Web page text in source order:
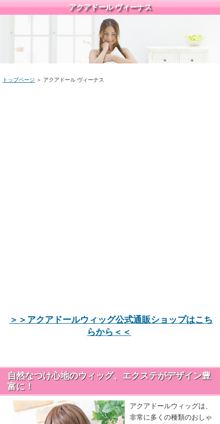
アクアドール ヴィーナス
トップページ ＞ アクアドール ヴィーナス
＞＞アクアドールウィッグ公式通販ショップはこち
らから＜＜
自然なつけ心地のウィッグ、エクステがデザイン豊
富に！
アクアドールウィッグは、
非常に多くの種類のおしゃ